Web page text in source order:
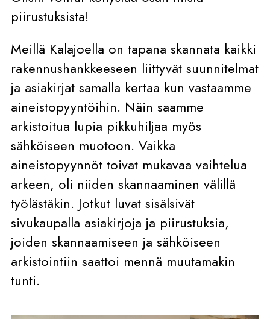
piirustuksista!
Meillä Kalajoella on tapana skannata kaikki
rakennushankkeeseen liittyvät suunnitelmat
ja asiakirjat samalla kertaa kun vastaamme
aineistopyyntöihin. Näin saamme
arkistoitua lupia pikkuhiljaa myös
sähköiseen muotoon. Vaikka
aineistopyynnöt toivat mukavaa vaihtelua
arkeen, oli niiden skannaaminen välillä
työlästäkin. Jotkut luvat sisälsivät
sivukaupalla asiakirjoja ja piirustuksia,
joiden skannaamiseen ja sähköiseen
arkistointiin saattoi mennä muutamakin
tunti.